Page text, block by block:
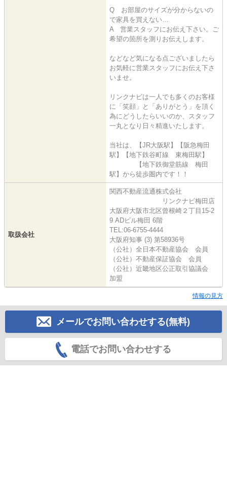
Q お部屋のサイズが分からないの
で家具を買えない…
A 営業スタッフにお伝え下さい。ご
希望の箇所を測りお伝えします。
などなど気になる点ございましたら
お気軽に営業スタッフにお伝え下さ
いませ。
リンクナビは一人でも多くのお客様
に「笑顔」と「ありがとう」を頂く
為にどうしたらいいのか、スタッフ
一丸となり日々精進いたします。
当社は、【JR大阪駅】【阪急梅田
駅】【地下鉄谷町線 東梅田駅】
【地下鉄御堂筋線 梅田
駅】から徒歩圏内です！！
取扱会社
関西不動産流通株式会社
リンクナビ梅田店
大阪府大阪市北区曾根崎２丁目15-2
9 ADビル梅田 6階
TEL:06-6755-4444
大阪府知事 (3) 第58936号
（公社）全日本不動産協会 会員
（公社）不動産保証協会 会員
（公社）近畿地区公正取引協議会
加盟
情報の見方
メールでお問い合わせする(無料)
電話でお問い合わせする